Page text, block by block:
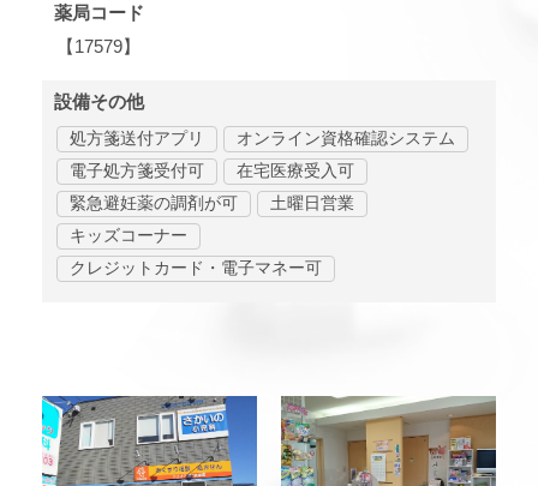
薬局コード
【17579】
設備その他
処方箋送付アプリ
オンライン資格確認システム
電子処方箋受付可
在宅医療受入可
緊急避妊薬の調剤が可
土曜日営業
キッズコーナー
クレジットカード・電子マネー可